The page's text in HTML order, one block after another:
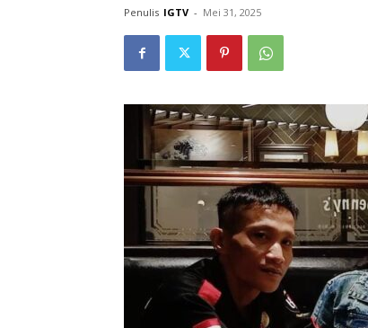
Penulis IGTV - Mei 31, 2025